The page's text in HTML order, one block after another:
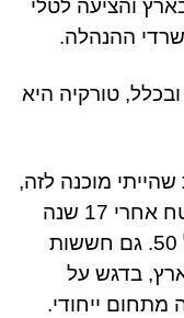
והציעה לטלי
ההנהלה.
טורקיה היא
מוכנה לזה,
הרגשתי לא נעים. היו לי חששות, בטח אחרי 17 שנה
באותו מקום עבודה כשאני אחרי גיל 50. גם חששות
בדגש על
מתחום ייחודי.